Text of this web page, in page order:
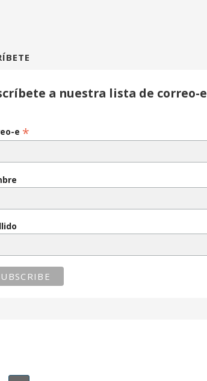
a nuestra lista de correo-e
e *